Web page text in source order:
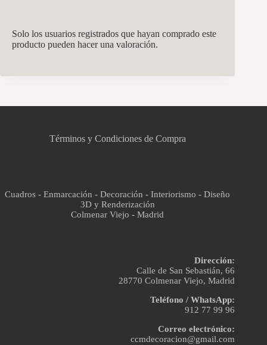
Solo los usuarios registrados que hayan comprado este
producto pueden hacer una valoración.
Términos y Condiciones de Compra
Cuadros - Enmarcación - Decoración - Interiorismo - Diseño
3D y Renderización
Colmenar Viejo - Madrid
Dirección:
Calle de San Sebastián, 66
28770 Colmenar Viejo, Madrid
Teléfono / WhatsApp:
912 77 99 96
Correo electrónico:
ccmdecoracion@gmail.com
Asistente virtual · En línea